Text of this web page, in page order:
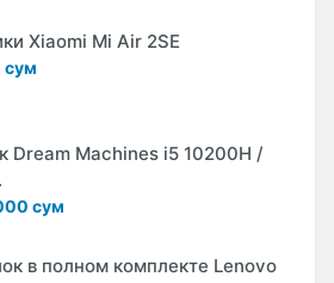
Xiaomi Mi Air 2SE
сум
Dream Machines i5 10200H /
сум
в полном комплекте Lenovo